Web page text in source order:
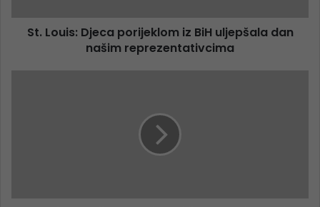
St. Louis: Djeca porijeklom iz BiH uljepšala dan
našim reprezentativcima